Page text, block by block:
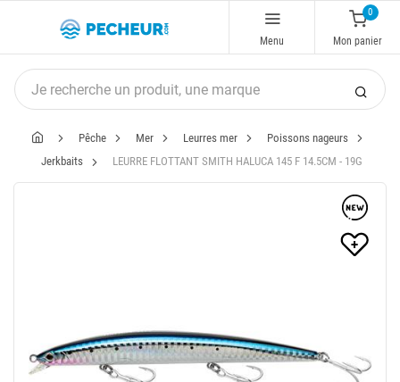
Menu
0
Mon panier
Pêche Mer Leurres mer
Poissons nageurs
Jerkbaits
LEURRE FLOTTANT SMITH HALUCA 145 F 14.5CM - 19G